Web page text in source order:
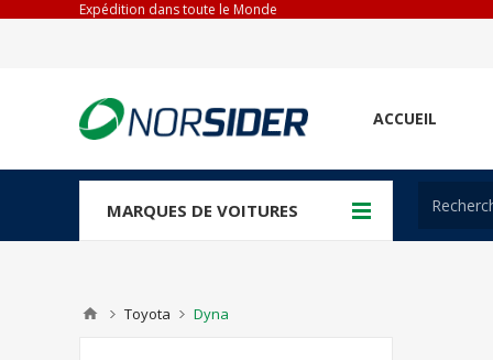
Expédition dans toute le Monde
ACCUEIL
MARQUES DE VOITURES
Toyota Dyna